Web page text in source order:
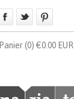
Panier(0) €0.00 EUR